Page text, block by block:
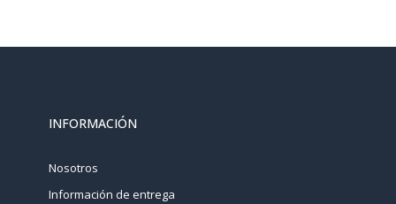
INFORMACIÓN
Nosotros
Información de entrega